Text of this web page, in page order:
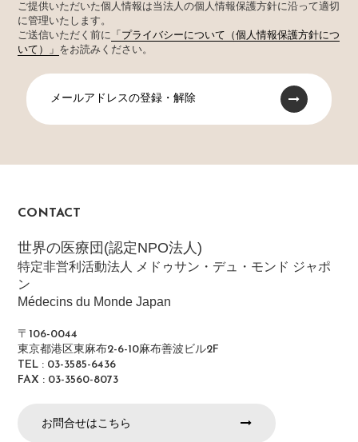
ご提供いただいた個人情報は当法人の個人情報保護方針に沿って適切
に管理いたします。
ご送信いただく前に
「プライバシーについて（個人情報保護方針につ
いて）」 をお読みください。
メールアドレスの登録・解除
CONTACT
世界の医療団(認定NPO法人)
特定非営利活動法人 メドゥサン・デュ・モンド ジャポ
ン
Médecins du Monde Japan
〒106-0044
東京都港区東麻布2-6-10麻布善波ビル2F
TEL : 03-3585-6436
FAX : 03-3560-8073
お問合せはこちら